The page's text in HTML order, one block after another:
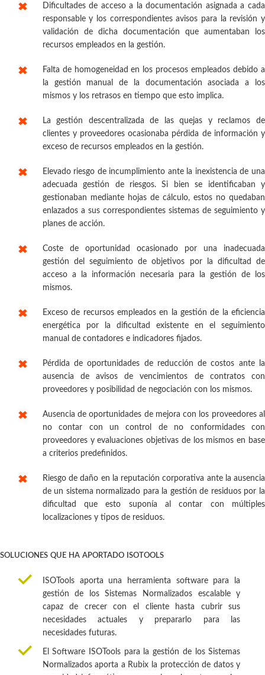
Dificultades de acceso a la documentación asignada a cada
responsable y los correspondientes avisos para la revisión y
validación de dicha documentación que aumentaban los
recursos empleados en la gestión.
Falta de homogeneidad en los procesos empleados debido a
la gestión manual de la documentación asociada a los
mismos y los retrasos en tiempo que esto implica.
La gestión descentralizada de las quejas y reclamos de
clientes y proveedores ocasionaba pérdida de información y
exceso de recursos empleados en la gestión.
Elevado riesgo de incumplimiento ante la inexistencia de una
adecuada gestión de riesgos. Si bien se identificaban y
gestionaban mediante hojas de cálculo, estos no quedaban
enlazados a sus correspondientes sistemas de seguimiento y
planes de acción.
Coste de oportunidad ocasionado por una inadecuada
gestión del seguimiento de objetivos por la dificultad de
acceso a la información necesaria para la gestión de los
mismos.
Exceso de recursos empleados en la gestión de la eficiencia
energética por la dificultad existente en el seguimiento
manual de contadores e indicadores fijados.
Pérdida de oportunidades de reducción de costos ante la
ausencia de avisos de vencimientos de contratos con
proveedores y posibilidad de negociación con los mismos.
Ausencia de oportunidades de mejora con los proveedores al
no contar con un control de no conformidades con
proveedores y evaluaciones objetivas de los mismos en base
a criterios predefinidos.
Riesgo de daño en la reputación corporativa ante la ausencia
de un sistema normalizado para la gestión de residuos por la
dificultad que esto suponía al contar con múltiples
localizaciones y tipos de residuos.
soluciones que ha aportado isotools
ISOTools aporta una herramienta software para la
gestión de los Sistemas Normalizados escalable y
capaz de crecer con el cliente hasta cubrir sus
necesidades actuales y prepararlo para las
necesidades futuras.
El Software ISOTools para la gestión de los Sistemas
Normalizados aporta a Rubix la protección de datos y